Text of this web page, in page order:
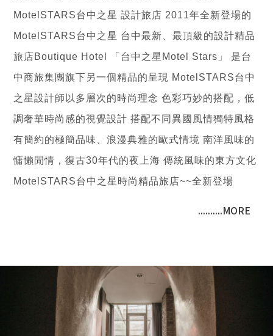
MotelSTARS台中之星 設計旅店 2011年全新登場的
MotelSTARS台中之星 台中最新、最頂級的設計精品
旅店Boutique Hotel 「台中之星Motel Stars」 是台
中商旅集團旗下另一個精品的呈現 MotelSTARS台中
之星設計師以多層次的時尚理念 色彩巧妙的搭配，低
調奢華時尚感的視覺設計 搭配不同異國風情獨特風格
有簡約的極簡品味、浪漫典雅的歐式情境 南洋風味的
慵懶閒情，復古30年代的夜上海 傳統風味的東方文化
MotelSTARS台中之星時尚精品旅店~~全新登場
..........MORE